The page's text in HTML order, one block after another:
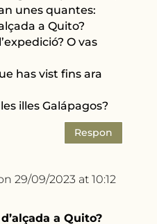
unes quantes:
a Quito?
O vas
has vist fins ara
illes Galápagos?
Respon
29/09/2023 at 10:12
a Quito?